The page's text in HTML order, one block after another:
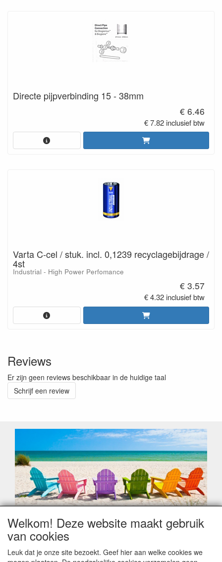
Directe pijpverbinding 15 - 38mm
€ 6.46
€ 7.82 inclusief btw
Varta C-cel / stuk. incl. 0,1239 recyclagebijdrage /
4st
Industrial - High Power Perfomance
€ 3.57
€ 4.32 inclusief btw
Reviews
Er zijn geen reviews beschikbaar in de huidige taal
Schrijf een review
Geachte klant,
Zoals elk jaar zorgt de verlofperiode, naast een hoop
leveringsproblemen.
Welkom! Deze website maakt gebruik
van cookies
Leuk dat je onze site bezoekt. Geef hier aan welke cookies we